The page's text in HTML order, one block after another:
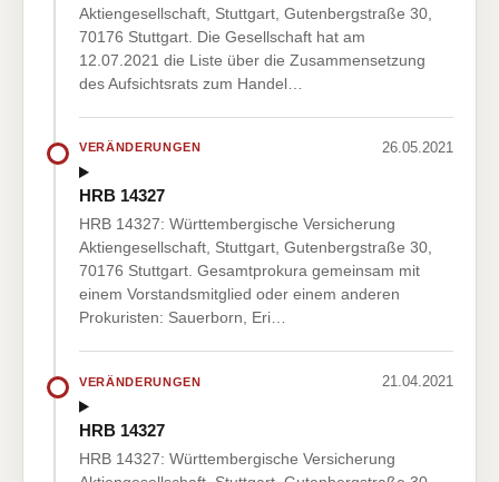
Aktiengesellschaft, Stuttgart, Gutenbergstraße 30,
70176 Stuttgart. Die Gesellschaft hat am
12.07.2021 die Liste über die Zusammensetzung
des Aufsichtsrats zum Handel…
VERÄNDERUNGEN 26.05.2021
HRB 14327
HRB 14327: Württembergische Versicherung
Aktiengesellschaft, Stuttgart, Gutenbergstraße 30,
70176 Stuttgart. Gesamtprokura gemeinsam mit
einem Vorstandsmitglied oder einem anderen
Prokuristen: Sauerborn, Eri…
VERÄNDERUNGEN 21.04.2021
HRB 14327
HRB 14327: Württembergische Versicherung